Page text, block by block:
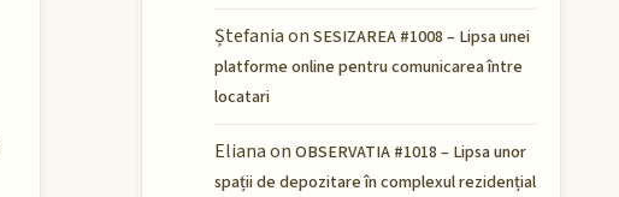
Ștefaniaon SESIZAREA #1008 – Lipsa unei
platforme online pentru comunicarea între
locatari
Elianaon OBSERVATIA #1018 – Lipsa unor
spații de depozitare în complexul rezidențial